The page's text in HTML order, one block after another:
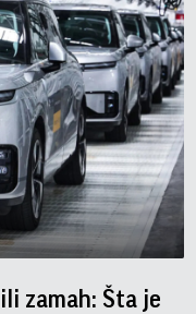
zamah: Šta je